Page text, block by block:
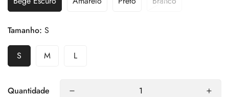
Tamanho: S
S M L
Quantidade